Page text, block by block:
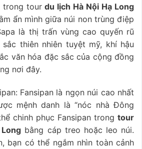
trong tourdu lịch Hà Nội Hạ Long
ẩn mình giữa núi non trùng điệp
là thị trấn vùng cao quyến rũ
thiên nhiên tuyệt mỹ, khí hậu
văn hóa đặc sắc của cộng đồng
nơi đây.
Fansipan là ngọn núi cao nhất
mệnh danh là “nóc nhà Đông
chinh phục Fansipan trong tour
bằng cáp treo hoặc leo núi.
bạn có thể ngắm nhìn toàn cảnh